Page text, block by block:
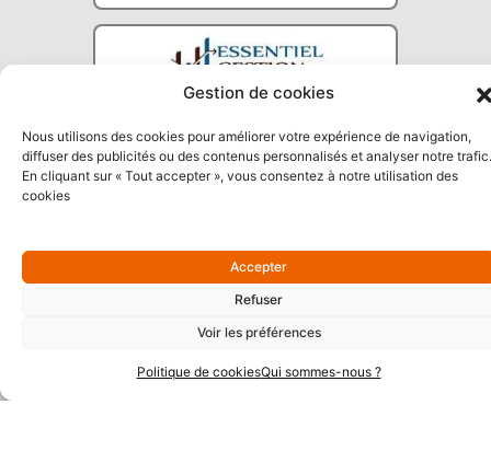
Gestion de cookies
Nous utilisons des cookies pour améliorer votre expérience de navigation,
diffuser des publicités ou des contenus personnalisés et analyser notre trafic.
En cliquant sur « Tout accepter », vous consentez à notre utilisation des
cookies
Accepter
Refuser
Voir les préférences
Politique de cookiesQui sommes-nous ?